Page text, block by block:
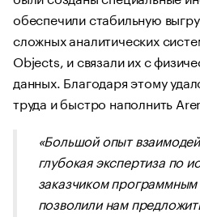
обеспечили стабильную
сложных аналитических
Objects, и связали их с
данных. Благодаря этому
труда и быстро наполнить
«Большой опыт
глубокая экспертиза по
заказчиком
позволили нам